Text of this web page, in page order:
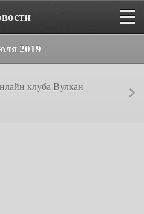
2019
клуба Вулкан